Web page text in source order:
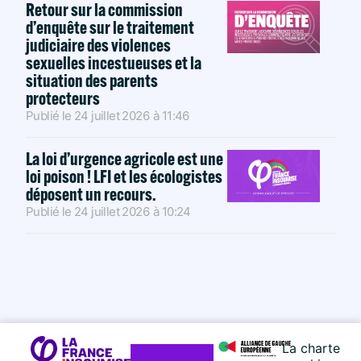
Retour sur la commission
d’enquête sur le traitement
judiciaire des violences
sexuelles incestueuses et la
situation des parents
protecteurs
Publié le 24 juillet 2026 à 11:46
La loi d’urgence agricole est une
loi poison ! LFI et les écologistes
déposent un recours.
Publié le 24 juillet 2026 à 10:24
La charte